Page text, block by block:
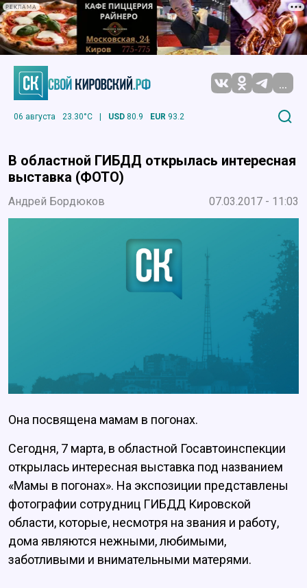
РЕКЛАМА
...
06 августа 23.30°C | USD 80.9 EUR 93.2
В областной ГИБДД открылась интересная
выставка (ФОТО)
Андрей Бордюков 07.03.2017 - 11:03
Она посвящена мамам в погонах.
Сегодня, 7 марта, в областной Госавтоинспекции
открылась интересная выставка под названием
«Мамы в погонах». На экспозиции представлены
фотографии сотрудниц ГИБДД Кировской
области, которые, несмотря на звания и работу,
дома являются нежными, любимыми,
заботливыми и внимательными матерями.